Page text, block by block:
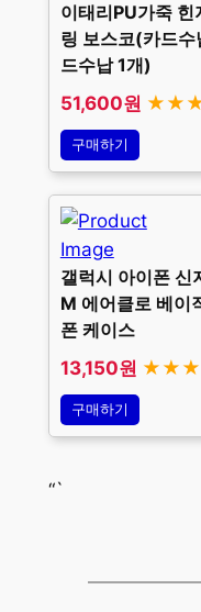
이태리PU가죽
링 보스코(카드
드수납 1개)
51,600원
구매하기
갤럭시 아이폰 신
M 에어클로 베이
폰 케이스
13,150원
구매하기
“`